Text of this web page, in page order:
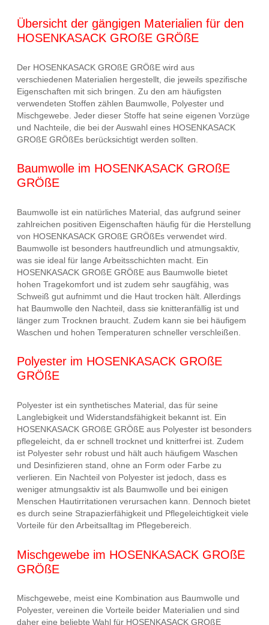
Übersicht der gängigen Materialien für den
HOSENKASACK GROßE GRÖßE
Der HOSENKASACK GROßE GRÖßE wird aus
verschiedenen Materialien hergestellt, die jeweils spezifische
Eigenschaften mit sich bringen. Zu den am häufigsten
verwendeten Stoffen zählen Baumwolle, Polyester und
Mischgewebe. Jeder dieser Stoffe hat seine eigenen Vorzüge
und Nachteile, die bei der Auswahl eines HOSENKASACK
GROßE GRÖßEs berücksichtigt werden sollten.
Baumwolle im HOSENKASACK GROßE
GRÖßE
Baumwolle ist ein natürliches Material, das aufgrund seiner
zahlreichen positiven Eigenschaften häufig für die Herstellung
von HOSENKASACK GROßE GRÖßEs verwendet wird.
Baumwolle ist besonders hautfreundlich und atmungsaktiv,
was sie ideal für lange Arbeitsschichten macht. Ein
HOSENKASACK GROßE GRÖßE aus Baumwolle bietet
hohen Tragekomfort und ist zudem sehr saugfähig, was
Schweiß gut aufnimmt und die Haut trocken hält. Allerdings
hat Baumwolle den Nachteil, dass sie knitteranfällig ist und
länger zum Trocknen braucht. Zudem kann sie bei häufigem
Waschen und hohen Temperaturen schneller verschleißen.
Polyester im HOSENKASACK GROßE
GRÖßE
Polyester ist ein synthetisches Material, das für seine
Langlebigkeit und Widerstandsfähigkeit bekannt ist. Ein
HOSENKASACK GROßE GRÖßE aus Polyester ist besonders
pflegeleicht, da er schnell trocknet und knitterfrei ist. Zudem
ist Polyester sehr robust und hält auch häufigem Waschen
und Desinfizieren stand, ohne an Form oder Farbe zu
verlieren. Ein Nachteil von Polyester ist jedoch, dass es
weniger atmungsaktiv ist als Baumwolle und bei einigen
Menschen Hautirritationen verursachen kann. Dennoch bietet
es durch seine Strapazierfähigkeit und Pflegeleichtigkeit viele
Vorteile für den Arbeitsalltag im Pflegebereich.
Mischgewebe im HOSENKASACK GROßE
GRÖßE
Mischgewebe, meist eine Kombination aus Baumwolle und
Polyester, vereinen die Vorteile beider Materialien und sind
daher eine beliebte Wahl für HOSENKASACK GROßE